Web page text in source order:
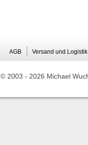
AGB Versand und Logistik
© 2003 - 2026 Michael